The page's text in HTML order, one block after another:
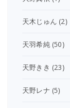
天木じゅん (2)
天羽希純(50)
天野きき (23)
天野レナ (5)